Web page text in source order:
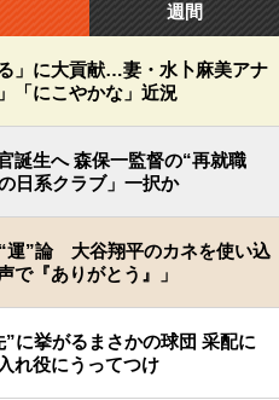
週間
」に大貢献…妻・水卜麻美アナ
「にこやかな」近況
誕生へ 森保一監督の“再就職
日系クラブ」一択か
運”論 大谷翔平のカネを使い込
で『ありがとう』」
に挙がるまさかの球団 采配に
れ役にうってつけ